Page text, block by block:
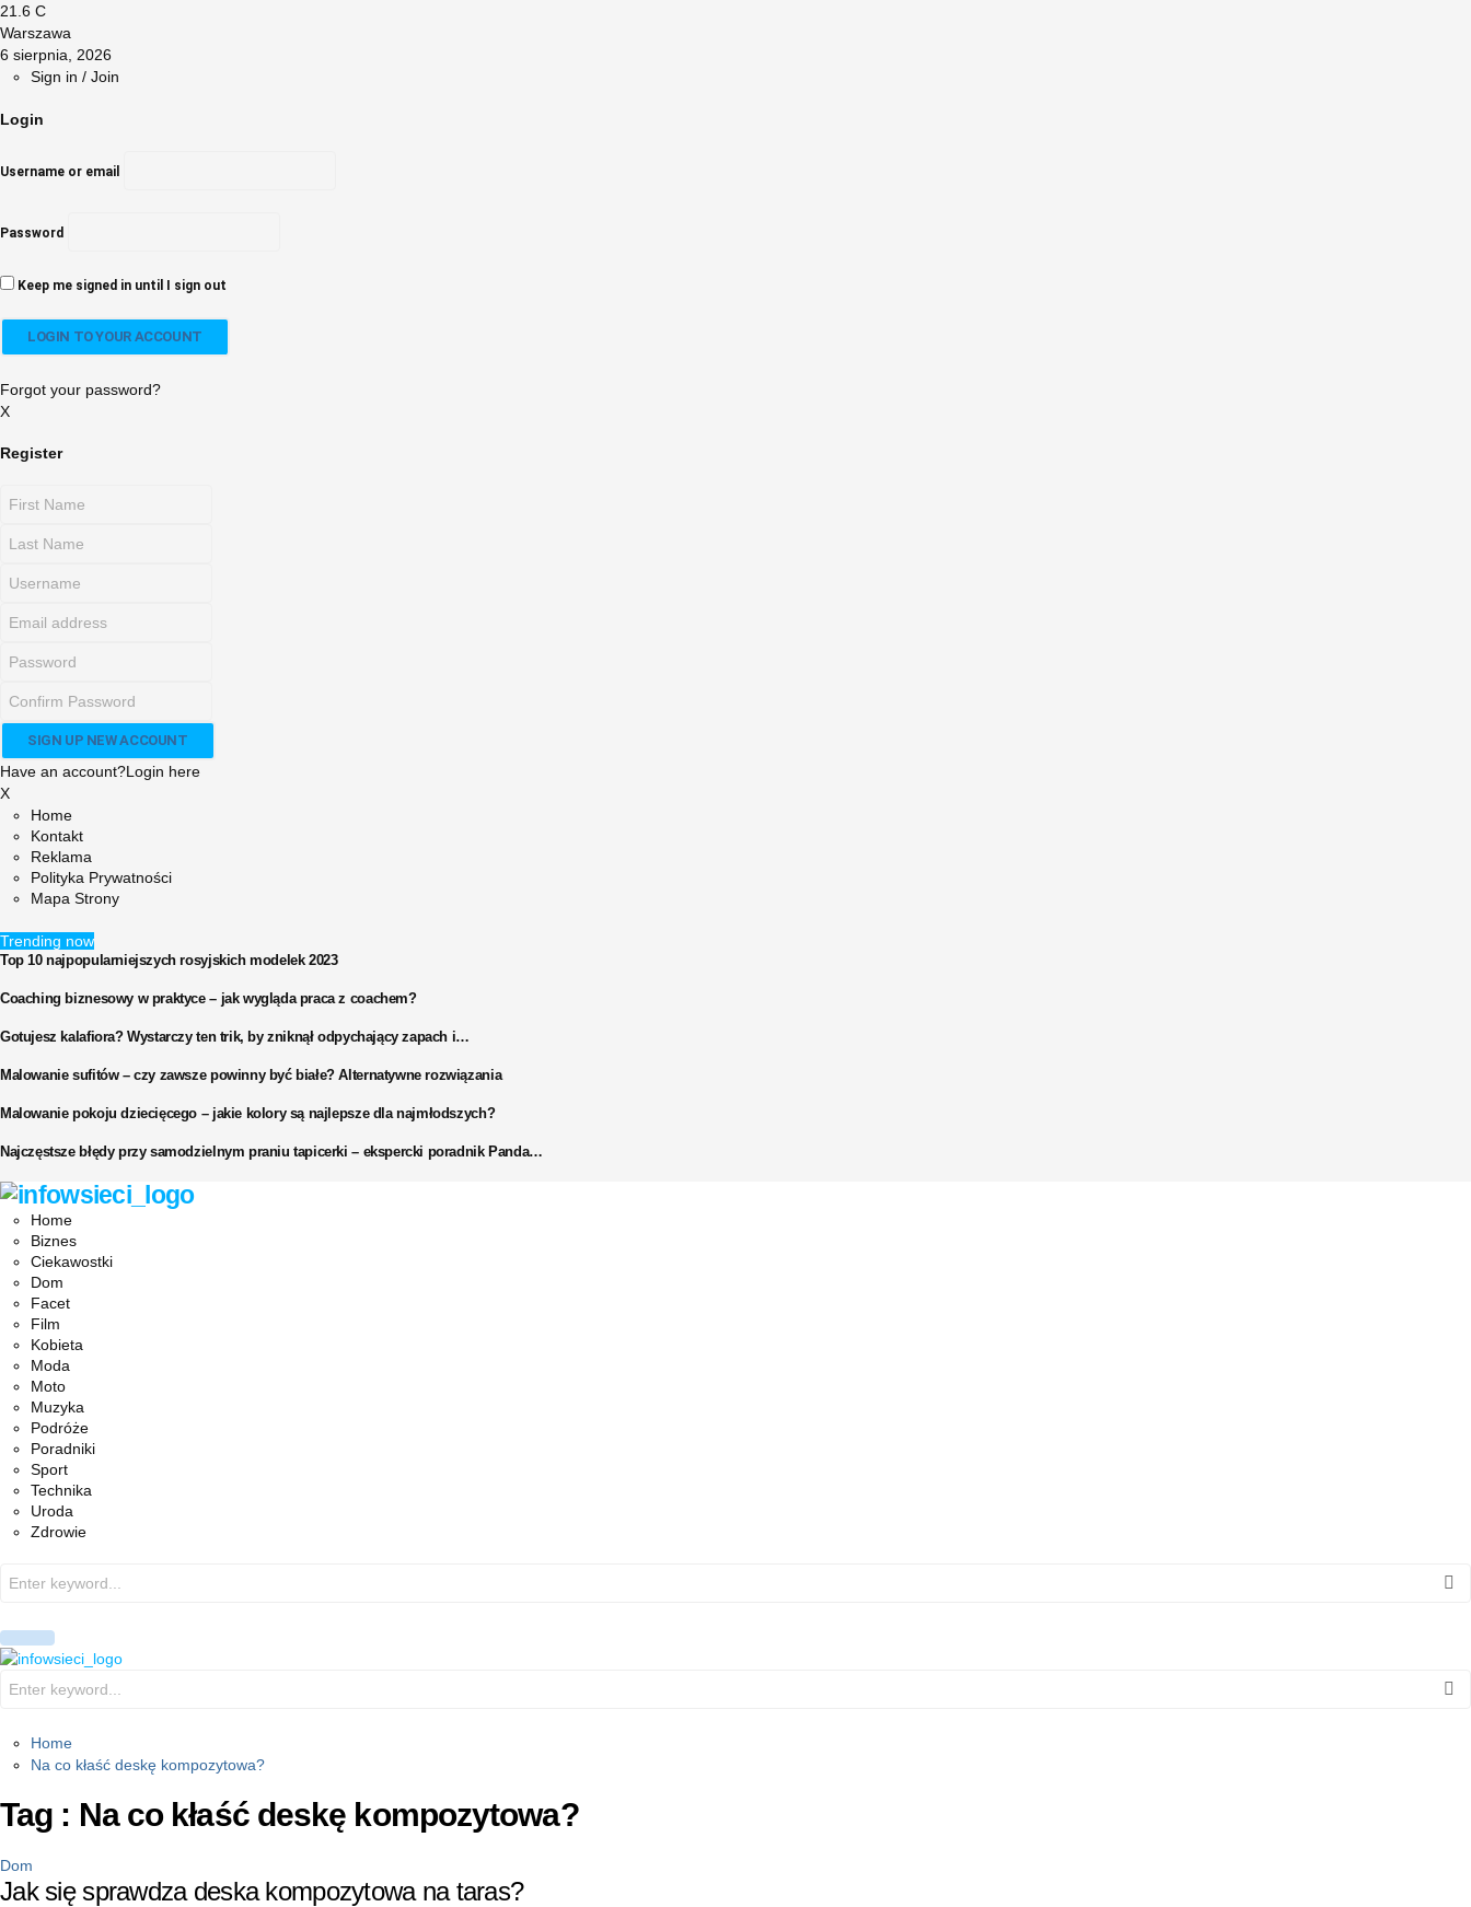
21.6 C
Warszawa
6 sierpnia, 2026
Sign in / Join
Login
Username or email
Password
Keep me signed in until I sign out
Forgot your password?
X
Register
Have an account?Login here
X
Home
Kontakt
Reklama
Polityka Prywatności
Mapa Strony
Trending now
Top 10 najpopularniejszych rosyjskich modelek 2023
Coaching biznesowy w praktyce – jak wygląda praca z coachem?
Gotujesz kalafiora? Wystarczy ten trik, by zniknął odpychający zapach i…
Malowanie sufitów – czy zawsze powinny być białe? Alternatywne rozwiązania
Malowanie pokoju dziecięcego – jakie kolory są najlepsze dla najmłodszych?
Najczęstsze błędy przy samodzielnym praniu tapicerki – ekspercki poradnik Panda…
Facebook
Twitter
Instagram
Pinterest
Youtube
Snapchat
Home
Biznes
Ciekawostki
Dom
Facet
Film
Kobieta
Moda
Moto
Muzyka
Podróże
Poradniki
Sport
Technika
Uroda
Zdrowie
for:
PRIMARY
for:
Home
Na co kłaść deskę kompozytowa?
Tag : Na co kłaść deskę kompozytowa?
Dom
Jak się sprawdza deska kompozytowa na taras?